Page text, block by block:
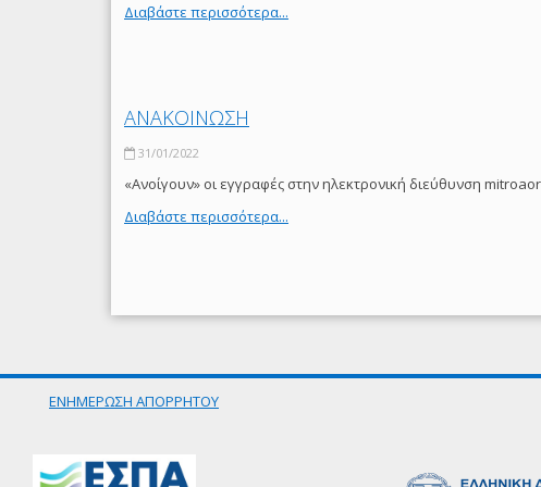
Διαβάστε περισσότερα...
ΑΝΑΚΟΙΝΩΣΗ
31/01/2022
«Ανοίγουν» οι εγγραφές στην ηλεκτρονική διεύθυνση
Διαβάστε περισσότερα...
ΕΝΗΜΕΡΩΣΗ ΑΠΟΡΡΗΤΟΥ